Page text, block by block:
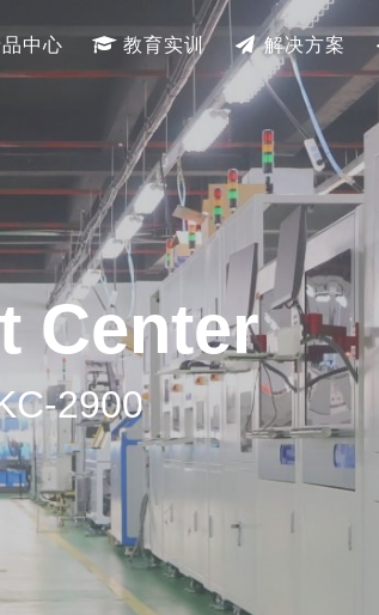
中心 教育实训 解决方案
Center
2900